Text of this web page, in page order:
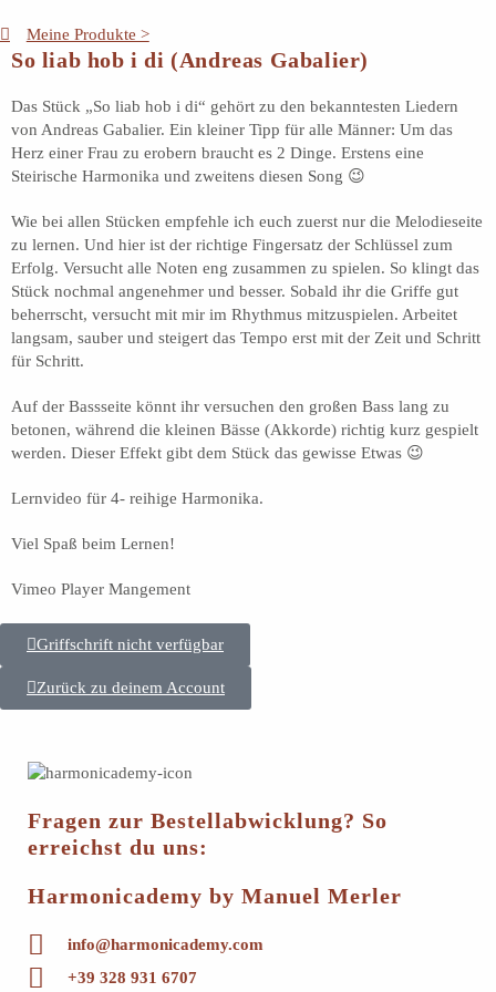
Meine Produkte >
So liab hob i di (Andreas Gabalier)
Das Stück „So liab hob i di“ gehört zu den bekanntesten Liedern
von Andreas Gabalier. Ein kleiner Tipp für alle Männer: Um das
Herz einer Frau zu erobern braucht es 2 Dinge. Erstens eine
Steirische Harmonika und zweitens diesen Song 😉
Wie bei allen Stücken empfehle ich euch zuerst nur die Melodieseite
zu lernen. Und hier ist der richtige Fingersatz der Schlüssel zum
Erfolg. Versucht alle Noten eng zusammen zu spielen. So klingt das
Stück nochmal angenehmer und besser. Sobald ihr die Griffe gut
beherrscht, versucht mit mir im Rhythmus mitzuspielen. Arbeitet
langsam, sauber und steigert das Tempo erst mit der Zeit und Schritt
für Schritt.
Auf der Bassseite könnt ihr versuchen den großen Bass lang zu
betonen, während die kleinen Bässe (Akkorde) richtig kurz gespielt
werden. Dieser Effekt gibt dem Stück das gewisse Etwas 😉
Lernvideo für 4- reihige Harmonika.
Viel Spaß beim Lernen!
Vimeo Player Mangement
Griffschrift nicht verfügbar
Zurück zu deinem Account
Fragen zur Bestellabwicklung? So
erreichst du uns:
Harmonicademy by Manuel Merler
info@harmonicademy.com
+39 328 931 6707